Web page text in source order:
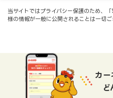
当サイトではプライバシー保護のため、
様の情報が一般に公開されることは一切
カー